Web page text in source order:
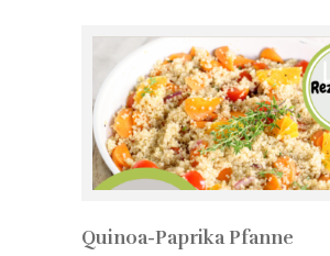
Quinoa-Paprika Pfanne